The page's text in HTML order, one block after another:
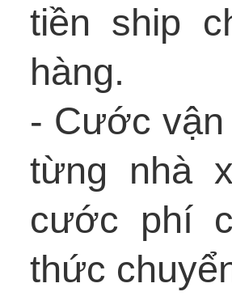
tiền ship
hàng.
- Cước vận
từng nhà
cước phí
thức